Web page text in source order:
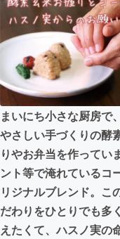
アート・
テクノロ
映像・映画
ビジネス
まちづくり
CAMPFIRE for
CAMPFIREふ
まいにち小さな厨房で
やさしい手づくりの酵
りやお弁当を作ってい
ント等で淹れているコ
リジナルブレンド。こ
だわりをひとりでも多
えたくて、ハスノ実の